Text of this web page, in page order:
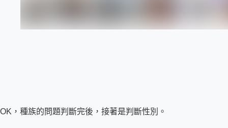
OK，種族的問題判斷完後，接著是判斷性別。